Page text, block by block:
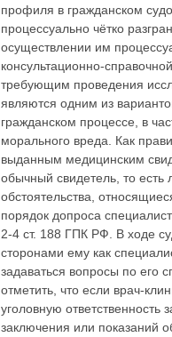
профиля в гражданском
процессуально чётко
осуществлении им
консультационно-
требующим проведения
являются одним из
гражданском процессе, в
морального вреда. Как
выданным медицинским
обычный свидетель, то есть
обстоятельства,
порядок допроса
2-4 ст. 188 ГПК РФ. В ходе
сторонами ему как
задаваться вопросы по его
отметить, что если врач-
уголовную ответственность
заключения или показаний